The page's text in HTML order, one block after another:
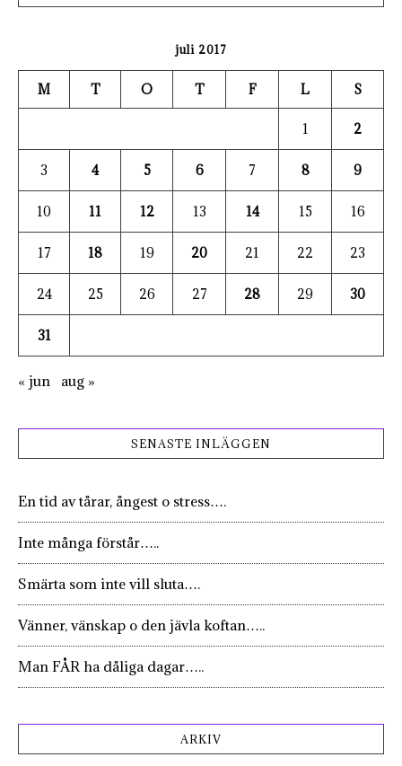
juli 2017
M T O T F L S
1 2
3 4 5 6 7 8 9
10 11 12 13 14 15 16
17 18 19 20 21 22 23
24 25 26 27 28 29 30
31
« jun aug »
SENASTE INLÄGGEN
En tid av tårar, ångest o stress….
Inte många förstår…..
Smärta som inte vill sluta….
Vänner, vänskap o den jävla koftan…..
Man FÅR ha dåliga dagar…..
ARKIV